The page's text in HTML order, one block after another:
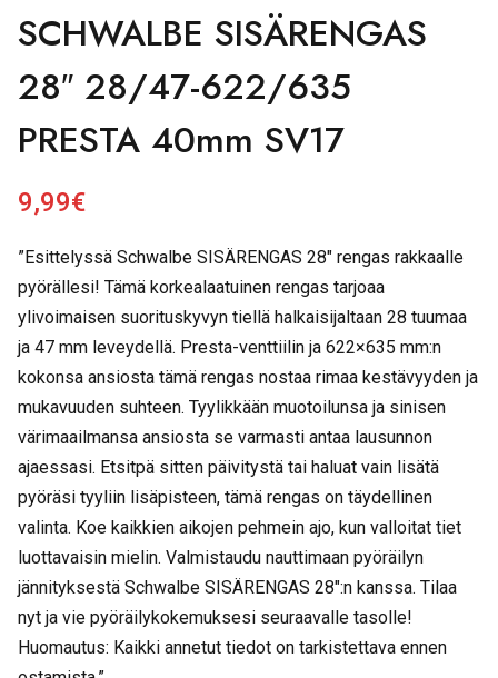
SCHWALBE SISÄRENGAS
28″ 28/47-622/635
PRESTA 40mm SV17
9,99€
”Esittelyssä Schwalbe SISÄRENGAS 28″ rengas rakkaalle
pyörällesi! Tämä korkealaatuinen rengas tarjoaa
ylivoimaisen suorituskyvyn tiellä halkaisijaltaan 28 tuumaa
ja 47 mm leveydellä. Presta-venttiilin ja 622×635 mm:n
kokonsa ansiosta tämä rengas nostaa rimaa kestävyyden ja
mukavuuden suhteen. Tyylikkään muotoilunsa ja sinisen
värimaailmansa ansiosta se varmasti antaa lausunnon
ajaessasi. Etsitpä sitten päivitystä tai haluat vain lisätä
pyöräsi tyyliin lisäpisteen, tämä rengas on täydellinen
valinta. Koe kaikkien aikojen pehmein ajo, kun valloitat tiet
luottavaisin mielin. Valmistaudu nauttimaan pyöräilyn
jännityksestä Schwalbe SISÄRENGAS 28″:n kanssa. Tilaa
nyt ja vie pyöräilykokemuksesi seuraavalle tasolle!
Huomautus: Kaikki annetut tiedot on tarkistettava ennen